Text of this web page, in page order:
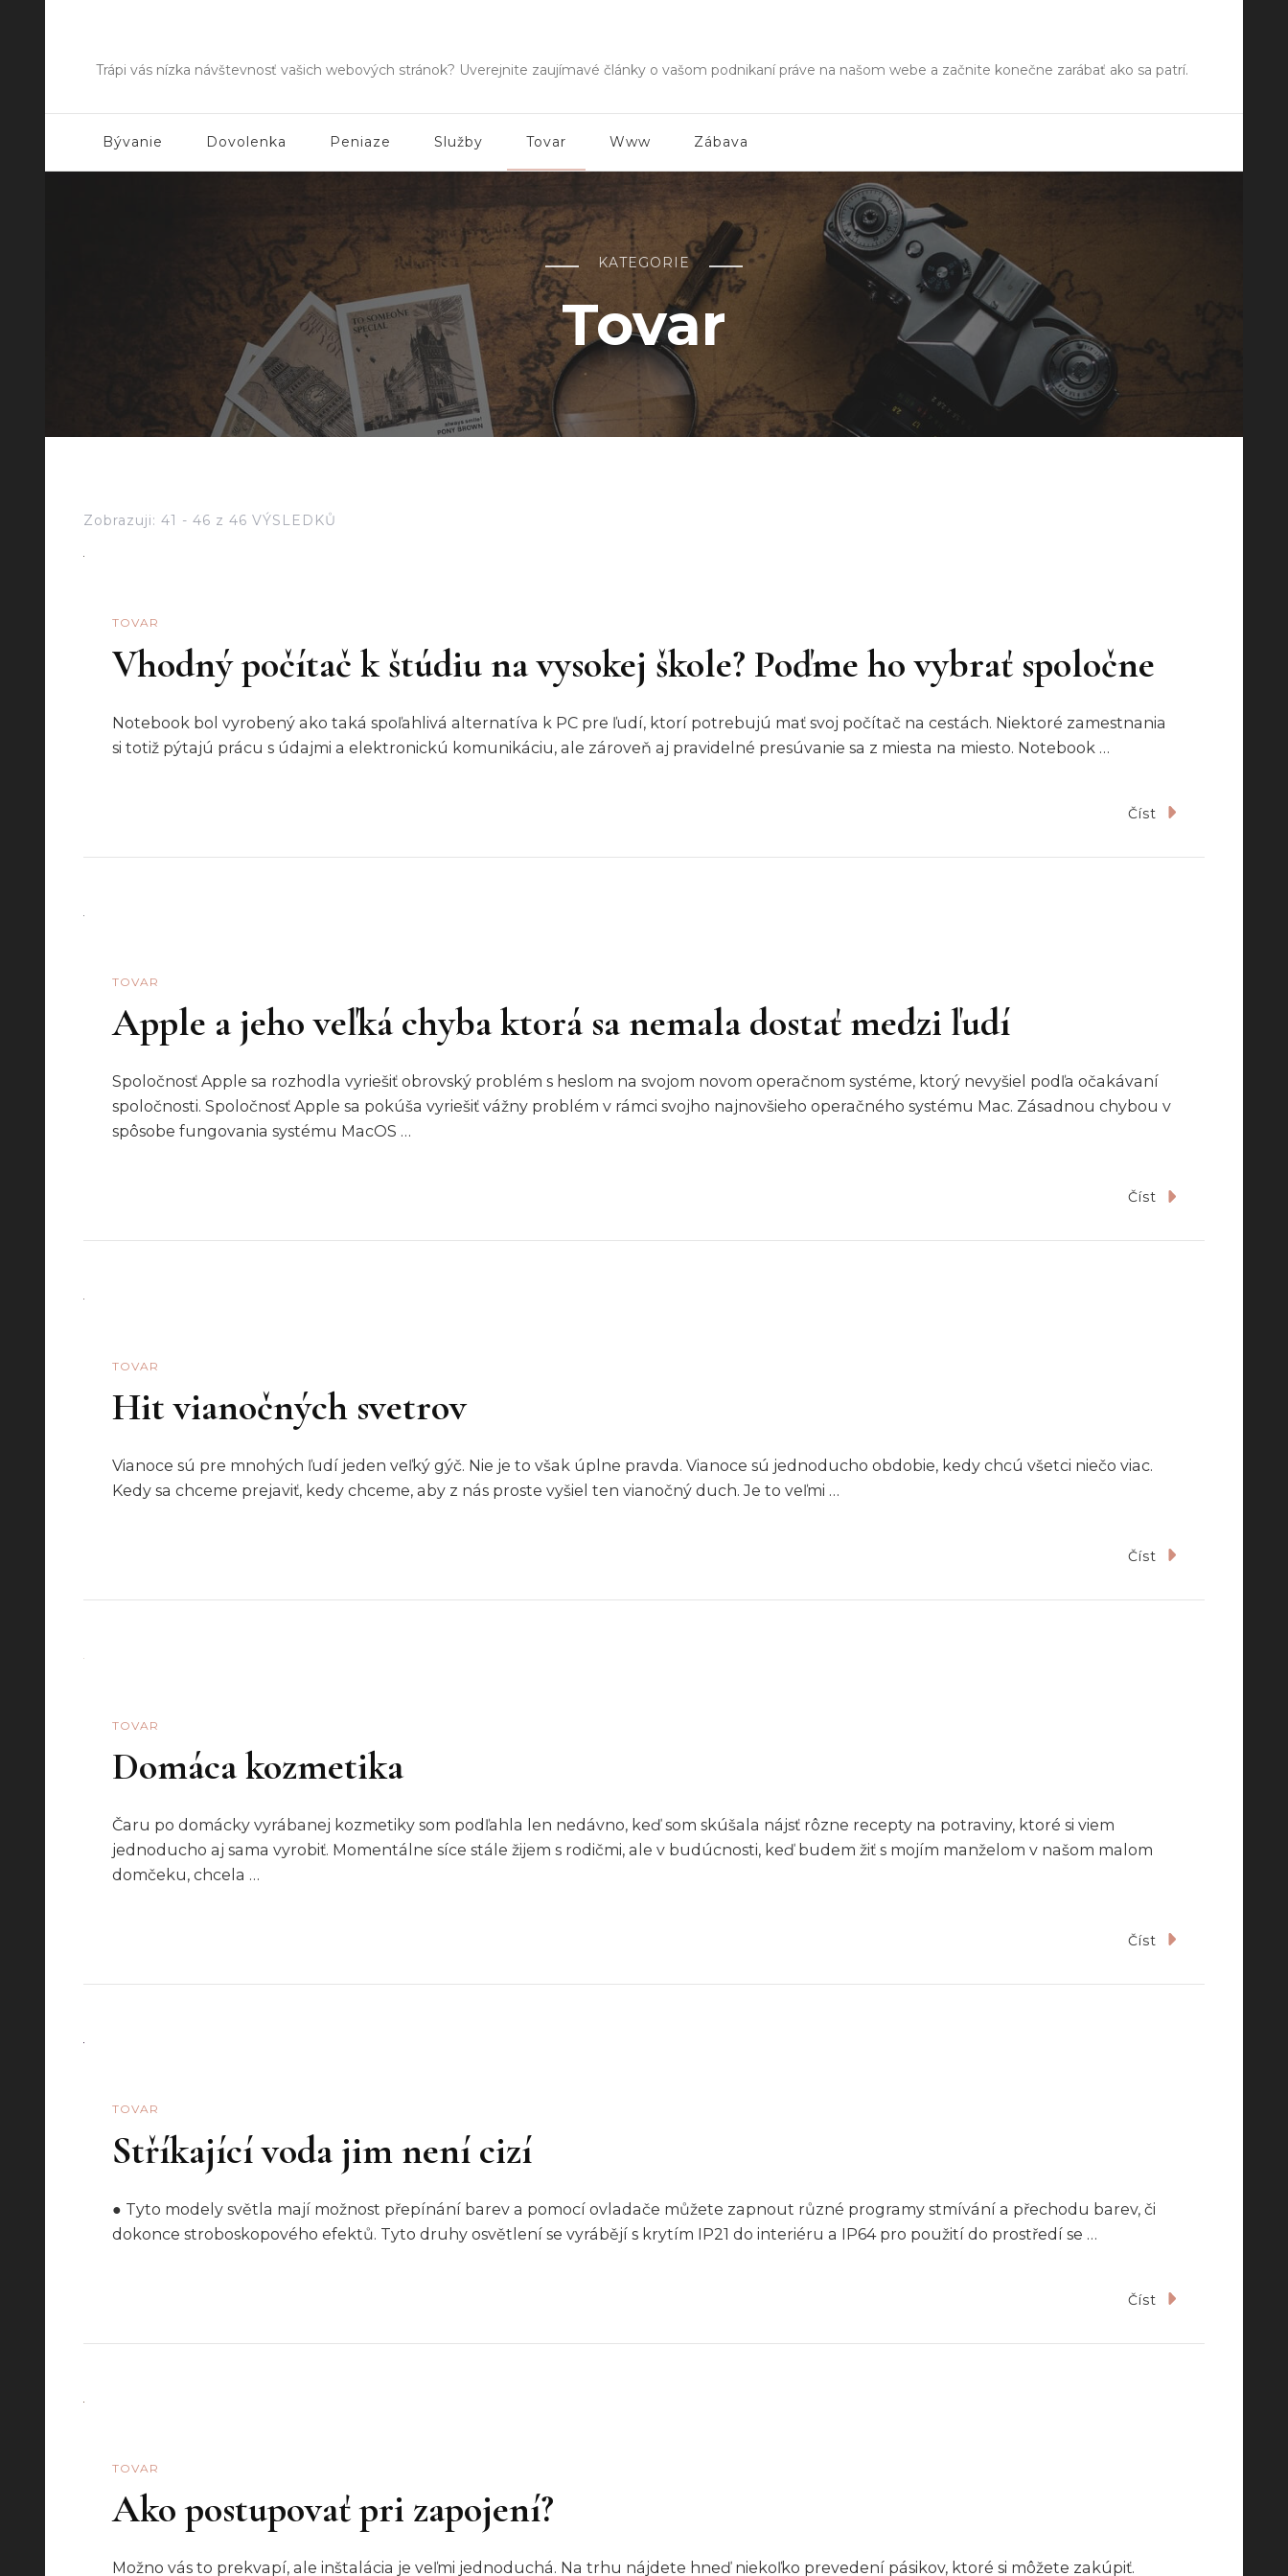
Trápi vás nízka návštevnosť vašich webových stránok? Uverejnite zaujímavé články o vašom podnikaní práve na našom webe a začnite konečne zarábať ako sa patrí.
Bývanie Dovolenka Peniaze Služby Tovar Www Zábava
KATEGORIE
Tovar
Zobrazuji: 41 - 46 z 46 VÝSLEDKŮ
TOVAR
Vhodný počítač k štúdiu na vysokej škole? Poďme ho vybrať spoločne
Notebook bol vyrobený ako taká spoľahlivá alternatíva k PC pre ľudí, ktorí potrebujú mať svoj počítač na cestách. Niektoré zamestnania
si totiž pýtajú prácu s údajmi a elektronickú komunikáciu, ale zároveň aj pravidelné presúvanie sa z miesta na miesto. Notebook …
Číst
TOVAR
Apple a jeho veľká chyba ktorá sa nemala dostať medzi ľudí
Spoločnosť Apple sa rozhodla vyriešiť obrovský problém s heslom na svojom novom operačnom systéme, ktorý nevyšiel podľa očakávaní
spoločnosti. Spoločnosť Apple sa pokúša vyriešiť vážny problém v rámci svojho najnovšieho operačného systému Mac. Zásadnou chybou v
spôsobe fungovania systému MacOS …
Číst
TOVAR
Hit vianočných svetrov
Vianoce sú pre mnohých ľudí jeden veľký gýč. Nie je to však úplne pravda. Vianoce sú jednoducho obdobie, kedy chcú všetci niečo viac.
Kedy sa chceme prejaviť, kedy chceme, aby z nás proste vyšiel ten vianočný duch. Je to veľmi …
Číst
TOVAR
Domáca kozmetika
Čaru po domácky vyrábanej kozmetiky som podľahla len nedávno, keď som skúšala nájsť rôzne recepty na potraviny, ktoré si viem
jednoducho aj sama vyrobiť. Momentálne síce stále žijem s rodičmi, ale v budúcnosti, keď budem žiť s mojím manželom v našom malom
domčeku, chcela …
Číst
TOVAR
Stříkající voda jim není cizí
● Tyto modely světla mají možnost přepínání barev a pomocí ovladače můžete zapnout různé programy stmívání a přechodu barev, či
dokonce stroboskopového efektů. Tyto druhy osvětlení se vyrábějí s krytím IP21 do interiéru a IP64 pro použití do prostředí se …
Číst
TOVAR
Ako postupovať pri zapojení?
Možno vás to prekvapí, ale inštalácia je veľmi jednoduchá. Na trhu nájdete hneď niekoľko prevedení pásikov, ktoré si môžete zakúpiť.